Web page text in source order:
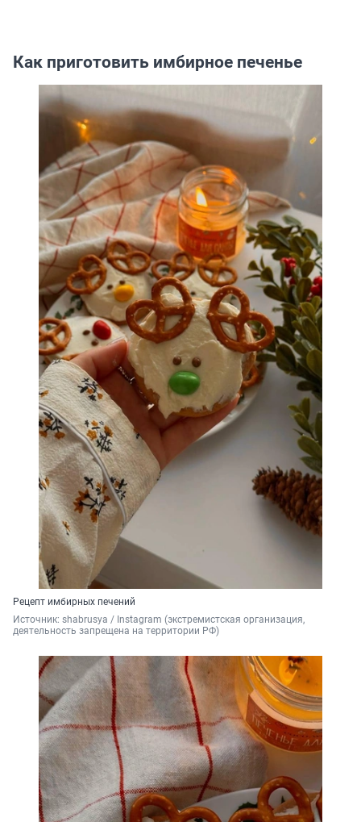
Как приготовить имбирное печенье
Рецепт имбирных печений
Источник: shabrusya / Instagram (экстремистская организация,
деятельность запрещена на территории РФ)